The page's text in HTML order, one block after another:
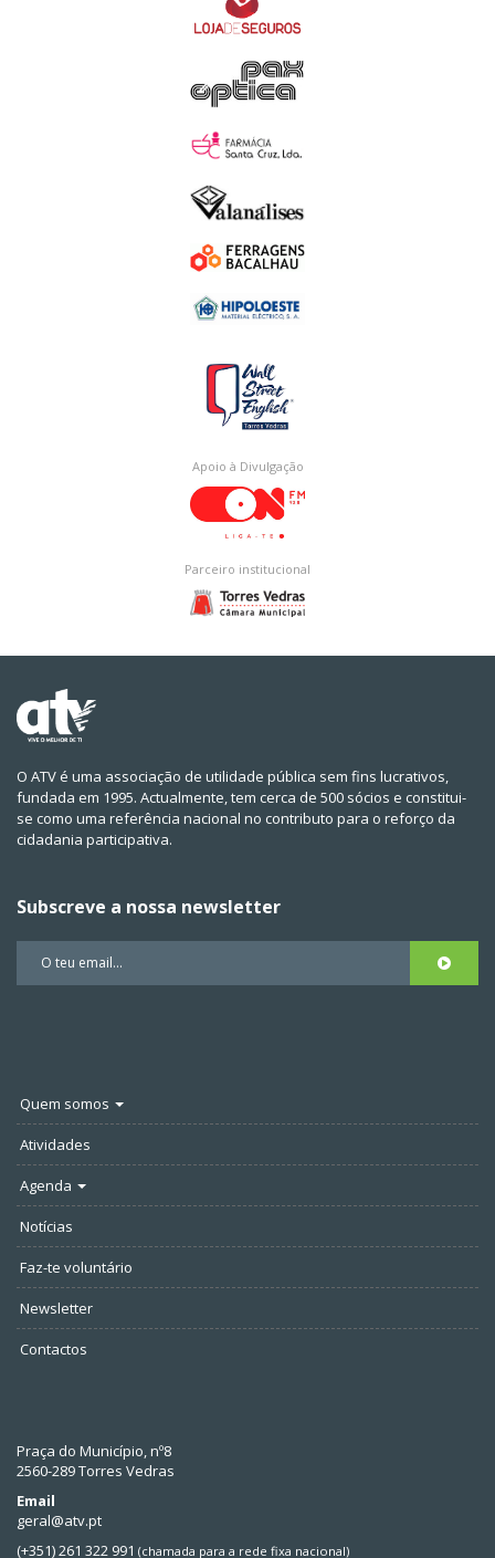
Apoio à Divulgação
Parceiro institucional
O ATV é uma associação de utilidade pública sem fins lucrativos,
fundada em 1995. Actualmente, tem cerca de 500 sócios e constitui-
se como uma referência nacional no contributo para o reforço da
cidadania participativa.
Subscreve a nossa newsletter
Quem somos
Atividades
Agenda
Notícias
Faz-te voluntário
Newsletter
Contactos
Praça do Município, nº8
2560-289 Torres Vedras
Email
geral@atv.pt
(+351) 261 322 991 (chamada para a rede fixa nacional)